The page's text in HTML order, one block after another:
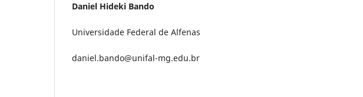
Daniel Hideki Bando
Universidade Federal de Alfenas
daniel.bando@unifal-mg.edu.br